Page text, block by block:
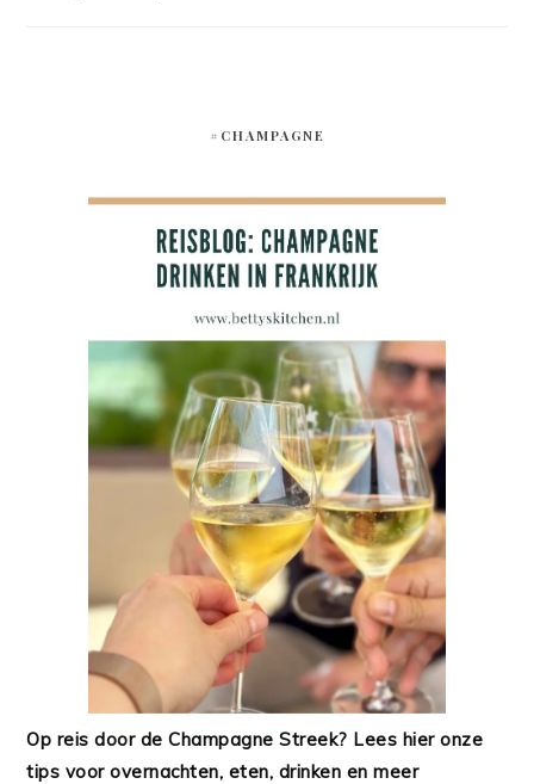
#CHAMPAGNE
Op reis door de Champagne Streek? Lees hier onze
tips voor overnachten, eten, drinken en meer